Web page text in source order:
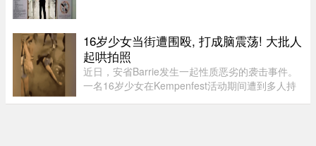
美狠话少了许多，火药味也 ...
16岁少女当街遭围殴, 打成脑震荡! 大批人
起哄拍照
近日，安省Barrie发生一起性质恶劣的袭击事件。
一名16岁少女在Kempenfest活动期间遭到多人持